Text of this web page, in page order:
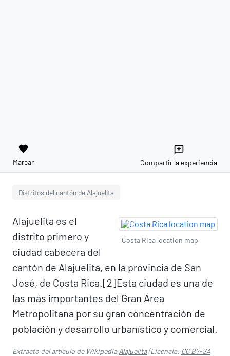
favorite
Marcar
reviews
Compartir la experiencia
Distritos del cantón de Alajuelita
Costa Rica location map
Alajuelita es el
distrito primero y
ciudad cabecera del
cantón de Alajuelita, en la provincia de San
José, de Costa Rica.[2]​ Esta ciudad es una de
las más importantes del Gran Área
Metropolitana por su gran concentración de
población y desarrollo urbanístico y comercial.
Extracto del artículo de WikipediaAlajuelita(Licencia: CC BY-SA